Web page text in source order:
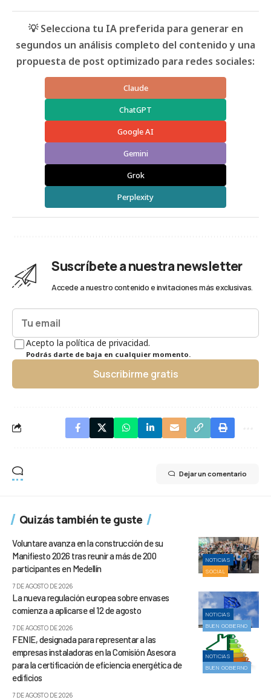
💡 Selecciona tu IA preferida para generar en
segundos un análisis completo del contenido y una
propuesta de post optimizado para redes sociales:
Claude
ChatGPT
Google AI
Gemini
Grok
Perplexity
Suscríbete a nuestra newsletter
Accede a nuestro contenido e invitaciones más exclusivas.
Acepto la política de privacidad.
Podrás darte de baja en cualquier momento.
Suscribirme gratis
Dejar un comentario
Quizás también te guste
NOTICIAS
SOCIAL
Voluntare avanza en la construcción de su
Manifiesto 2026 tras reunir a más de 200
participantes en Medellín
7 DE AGOSTO DE 2026
NOTICIAS
BUEN GOBIERNO
La nueva regulación europea sobre envases
comienza a aplicarse el 12 de agosto
7 DE AGOSTO DE 2026
NOTICIAS
BUEN GOBIERNO
FENIE, designada para representar a las
empresas instaladoras en la Comisión Asesora
para la certificación de eficiencia energética de
edificios
7 DE AGOSTO DE 2026